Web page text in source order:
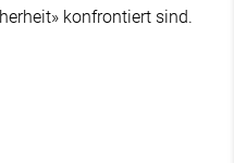
konfrontiert sind.